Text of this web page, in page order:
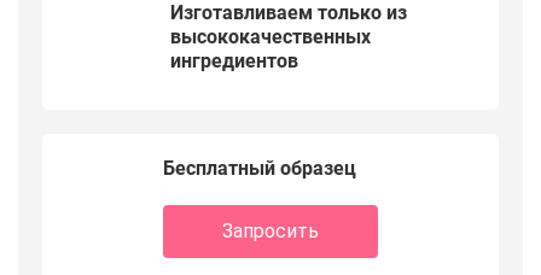
Изготавливаем только из
высококачественных
ингредиентов
Бесплатный образец
Запросить